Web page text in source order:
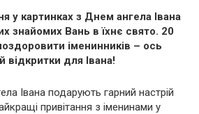
у картинках з Днем ангела Івана
знайомих Вань в їхнє свято. 20
іменинників – ось
відкритки для Івана!
Івана подарують гарний настрій
привітання з іменинами у